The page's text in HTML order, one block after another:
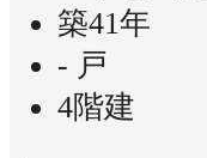
築41年
- 戸
4階建